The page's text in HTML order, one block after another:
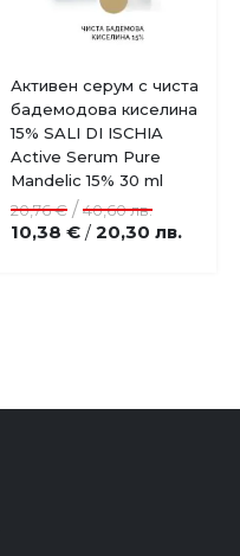
в
любими
Купи
Активен серум с чиста
бадемодова киселина
15% SALI DI ISCHIA
Active Serum Pure
Mandelic 15% 30 ml
10,38 € / 20,30 лв.
20,76 € /40,60 лв.